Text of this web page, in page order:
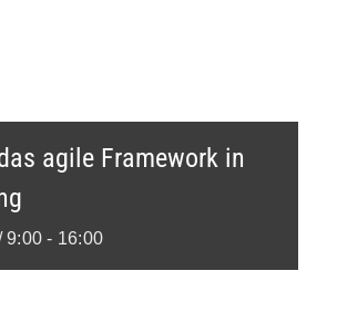
agile Framework in
9:00 - 16:00